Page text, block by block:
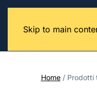
Skip to main
Home/ Prodotti